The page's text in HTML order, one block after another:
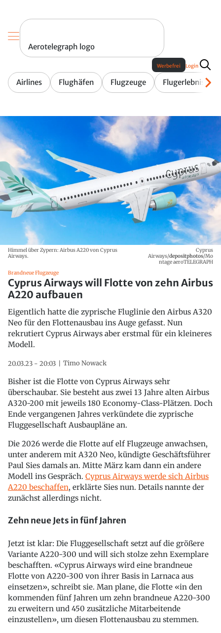
Aerotelegraph logo
Airlines Flughäfen Flugzeuge Flugerlebnis
Werbefrei Login
Himmel über Zypern: Airbus A220 von Cyprus
Airways.
Cyprus
Airways/depositphotos/Mo
ntage aeroTELEGRAPH
Brandneue Flugzeuge
Cyprus Airways will Flotte von zehn Airbus
A220 aufbauen
Eigentlich hatte die zyprische Fluglinie den Airbus A320
Neo für den Flottenausbau ins Auge gefasst. Nun
rekrutiert Cyprus Airways aber erstmal für ein kleineres
Modell.
20.03.23 - 20:03 Timo Nowack
Bisher ist die Flotte von Cyprus Airways sehr
überschaubar. Sie besteht aus zwei 13 Jahre alten Airbus
A320-200 mit jeweils 180 Economy-Class-Plätzen. Doch
Ende vergangenen Jahres verkündete die zyprische
Fluggesellschaft Ausbaupläne an.
Die 2026 werde die Flotte auf elf Flugzeuge anwachsen,
unter anderem mit A320 Neo, kündigte Geschäftsführer
Paul Sies damals an. Mitte März kam dann ein andere
Modell ins Gespräch. Cyprus Airways werde sich Airbus
A220 beschaffen, erklärte Sies nun. Details nannte der
zunächst allerdings nicht.
Zehn neue Jets in fünf Jahren
Jetzt ist klar: Die Fluggesellschaft setzt auf die größere
Variante A220-300 und will sich stolze zehn Exemplare
beschafften. «Cyprus Airways wird eine brandneue
Flotte von A220-300 von ihrer Basis in Larnaca aus
einsetzen», schreibt sie. Man plane, die Flotte «in den
kommenden fünf Jahren um zehn brandneue A220-300
zu erweitern und 450 zusätzliche Mitarbeitende
einzustellen», um diesen Flottenausbau zu stemmen.